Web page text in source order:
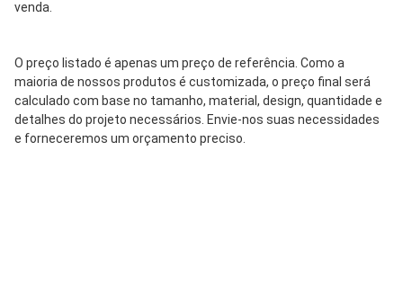
venda.
O preço listado é apenas um preço de referência. Como a
maioria de nossos produtos é customizada, o preço final será
calculado com base no tamanho, material, design, quantidade e
detalhes do projeto necessários. Envie-nos suas necessidades
e forneceremos um orçamento preciso.